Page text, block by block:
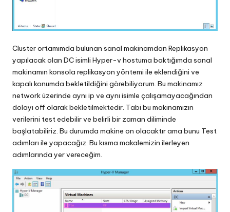
Cluster ortamımda bulunan sanal makinamdan Replikasyon
yapılacak olan DC isimli Hyper-v hostuma baktığımda sanal
makinamın konsola replikasyon yöntemi ile eklendiğini ve
kapalı konumda bekletildiğini görebiliyorum. Bu makinamız
network üzerinde aynı ip ve aynı isimle çalışamayacağından
dolayı off olarak bekletilmektedir. Tabi bu makinamızın
verilerini test edebilir ve belirli bir zaman diliminde
başlatabiliriz. Bu durumda makine on olacaktır ama bunu Test
adımları ile yapacağız. Bu kısma makalemizin ilerleyen
adımlarında yer vereceğim.